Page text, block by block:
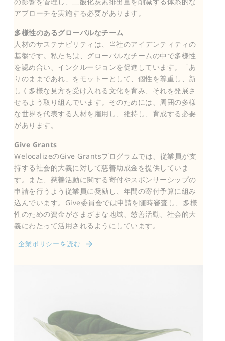
アプローチを実施する必要があります。
多様性のあるグローバルなチーム
人材のサステナビリティは、当社のアイデンティティの
基盤です。私たちは、グローバルなチームの中で多様性
を認め合い、インクルージョンを促進しています。「あ
りのままであれ」をモットーとして、個性を尊重し、新
しく多様な見方を受け入れる文化を育み、それを発展さ
せるよう取り組んでいます。そのためには、周囲の多様
な世界を代表する人材を雇用し、維持し、育成する必要
があります。
Give Grants
WelocalizeのGive Grantsプログラムでは、従業員が支
持する社会的大義に対して慈善助成金を提供していま
す。また、慈善活動に関する寄付やスポンサーシップの
申請を行うよう従業員に奨励し、年間の寄付予算に組み
込んでいます。Give委員会では申請を随時審査し、多様
性のための資金がさまざまな地域、慈善活動、社会的大
義にわたって活用されるようにしています。
企業ポリシーを読む